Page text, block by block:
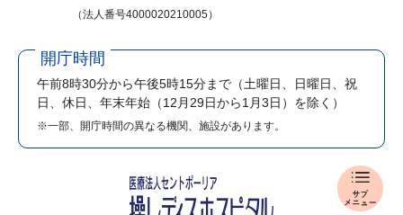
報
道
（法人番号4000020210005）
開庁時間
午前8時30分から午後5時15分まで （土曜日、日曜日、祝
日、休日、年末年始（12月29日から1月3日）を除く）
※一部、開庁時間の異なる機関、施設があります。